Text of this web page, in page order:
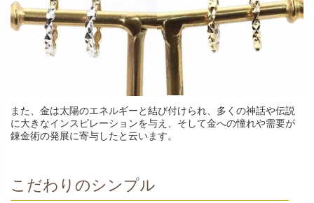
また、金は太陽のエネルギーと結び付けられ、多くの神話や伝説
に大きなインスピレーションを与え、そして金への憧れや需要が
錬金術の発展に寄与したと云います。
こだわりのシンプル